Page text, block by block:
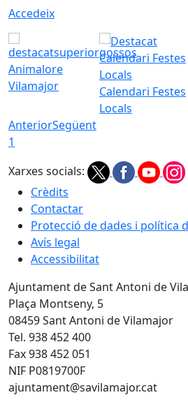
Accedeix
Animalore
Vilamajor
Calendari Festes
Locals
AnteriorSegüent
1
Xarxes socials:
Crèdits
Contactar
Protecció de dades i política
Avís legal
Accessibilitat
Ajuntament de Sant Antoni de
Plaça Montseny, 5
08459 Sant Antoni de Vilamajor
Tel. 938 452 400
Fax 938 452 051
NIF P0819700F
ajuntament@savilamajor.cat